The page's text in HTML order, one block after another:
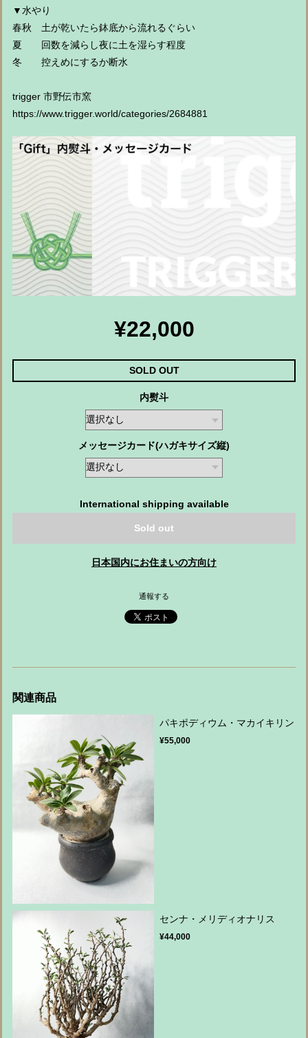
▼水やり
春秋 土が乾いたら鉢底から流れるぐらい
夏 回数を減らし夜に土を湿らす程度
冬 控えめにするか断水
trigger 市野伝市窯
https://www.trigger.world/categories/2684881
¥22,000
SOLD OUT
内熨斗
メッセージカード(ハガキサイズ縦)
International shipping available
Sold out
日本国内にお住まいの方向け
通報する
関連商品
パキポディウム・マカイキリン
¥55,000
センナ・メリディオナリス
¥44,000